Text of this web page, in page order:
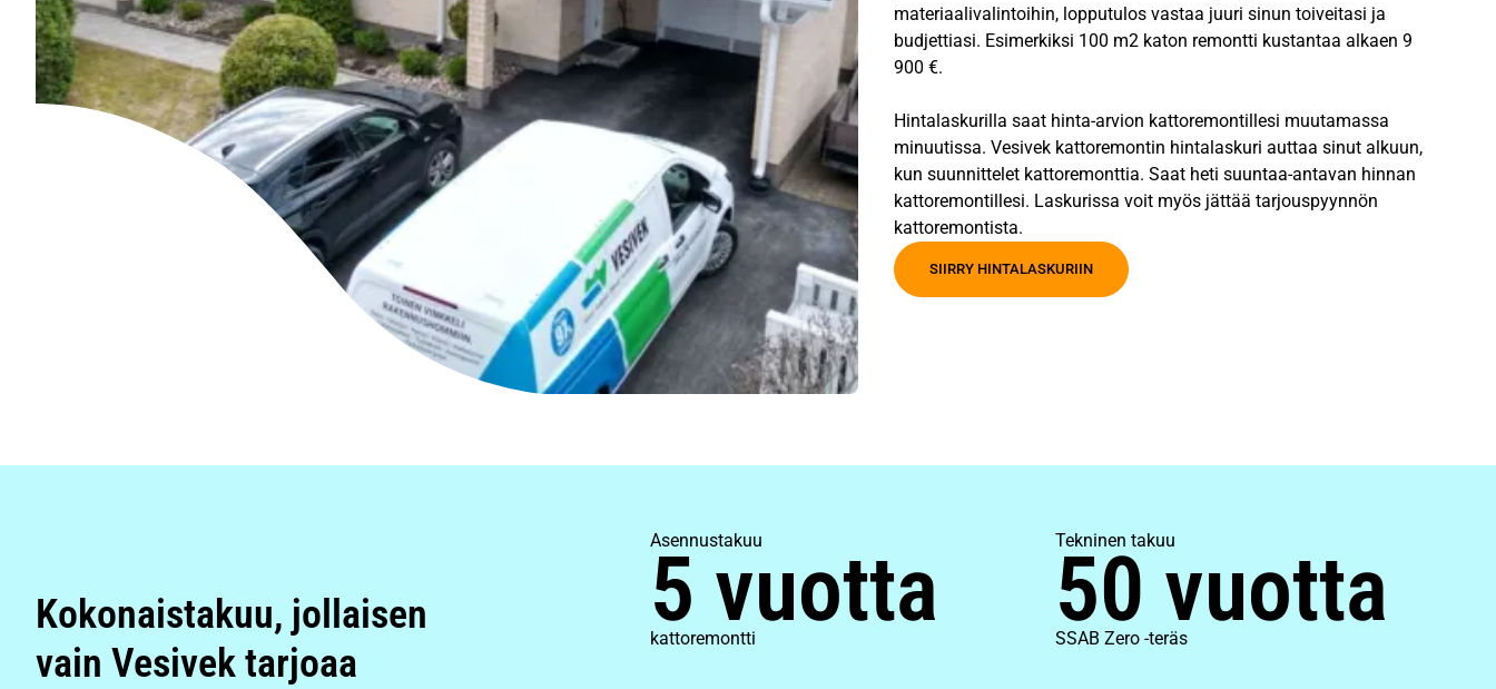
materiaalivalintoihin, lopputulos vastaa juuri sinun toiveitasi ja
budjettiasi. Esimerkiksi 100 m2 katon remontti kustantaa alkaen 9
900 €.
Hintalaskurilla saat hinta-arvion kattoremontillesi muutamassa
minuutissa. Vesivek kattoremontin hintalaskuri auttaa sinut alkuun,
kun suunnittelet kattoremonttia. Saat heti suuntaa-antavan hinnan
kattoremontillesi. Laskurissa voit myös jättää tarjouspyynnön
kattoremontista.
SIIRRY HINTALASKURIIN
Kokonaistakuu, jollaisen
vain Vesivek tarjoaa
Asennustakuu
5 vuotta
kattoremontti
Tekninen takuu
50 vuotta
SSAB Zero -teräs